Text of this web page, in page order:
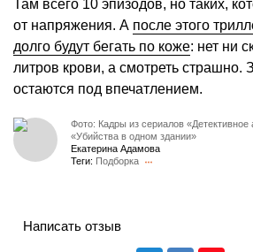
Там всего 10 эпизодов, но таких,
от напряжения. А после этого
долго будут бегать по коже: нет ни
литров крови, а смотреть страшно.
остаются под впечатлением.
Фото: Кадры из сериалов «Детективное
«Убийства в одном здании»
Екатерина Адамова
Теги: Подборка
Написать отзыв